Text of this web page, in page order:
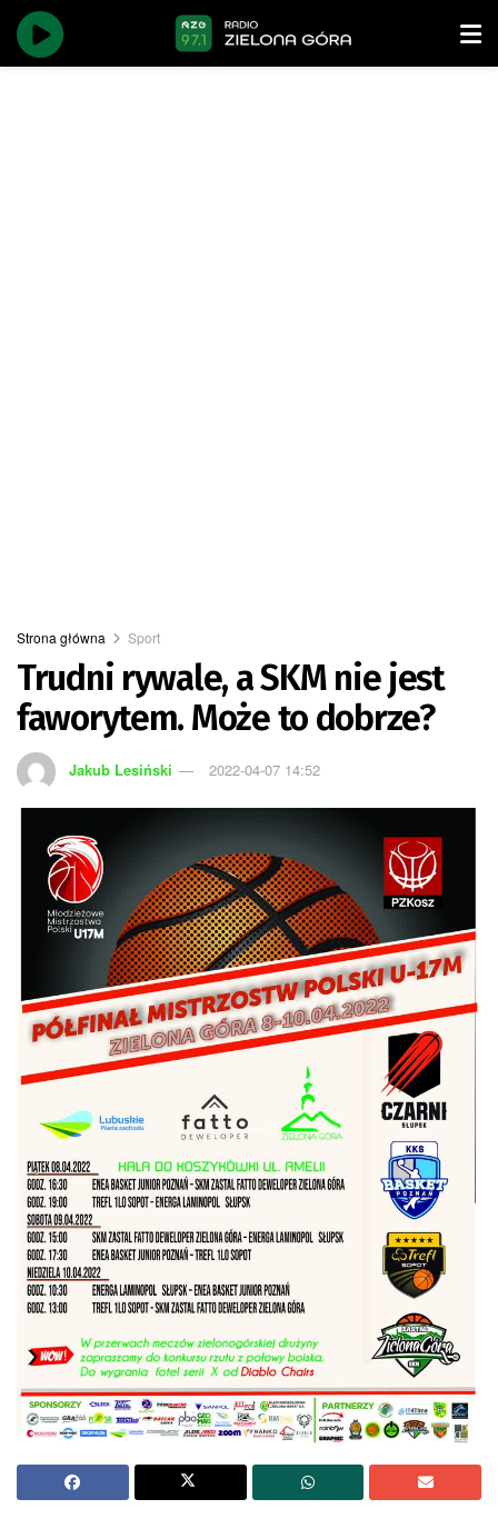
Strona główna Sport
Trudni rywale, a SKM nie jest
faworytem. Może to dobrze?
Jakub Lesiński 2022-04-07 14:52